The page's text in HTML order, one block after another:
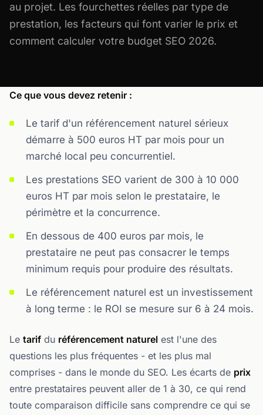
au projet. Les fourchettes réelles par type de
prestation, les facteurs qui font varier le prix et
comment calculer votre budget SEO 2026.
Ce que vous devez retenir :
Le tarif d'un référencement naturel sérieux
démarre à 500 euros HT par mois pour un
marché local peu concurrentiel.
Les prestations SEO varient de 300 à 10 000
euros HT par mois selon le prestataire, le
périmètre et la concurrence.
En dessous de 400 euros par mois, le
prestataire ne peut pas consacrer le temps
minimum requis pour produire des résultats.
Le référencement naturel est un investissement
à long terme : le ROI se mesure sur 6 à 24 mois.
Le tarif du référencement naturel est l'une des
questions les plus fréquentes - et les plus mal
comprises - dans le monde du SEO. Les écarts de prix
entre prestataires peuvent aller de 1 à 30, ce qui rend
toute comparaison difficile sans comprendre ce qui se